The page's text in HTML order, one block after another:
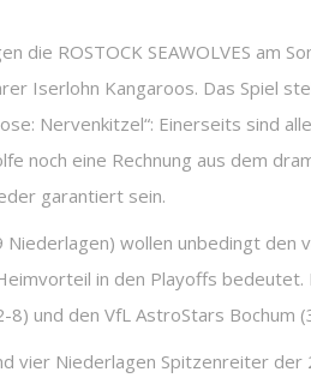
ROSTOCK SEAWOLVES am
Iserlohn Kangaroos. Das Spiel
Nervenkitzel“: Einerseits sind
noch eine Rechnung aus dem
garantiert sein.
wollen unbedingt
in den Playoffs
und den VfL AstroStars Bochum
vier Niederlagen Spitzenreiter